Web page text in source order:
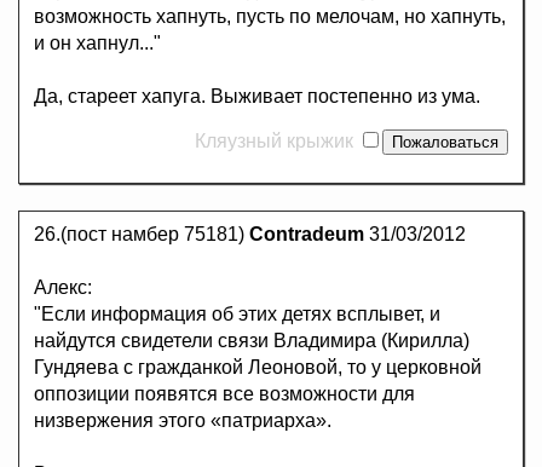
возможность хапнуть, пусть по мелочам, но хапнуть,
и он хапнул..."
Да, стареет хапуга. Выживает постепенно из ума.
Кляузный крыжик
26.(пост намбер 75181) Contradeum 31/03/2012
Алекс:
"Если информация об этих детях всплывет, и
найдутся свидетели связи Владимира (Кирилла)
Гундяева с гражданкой Леоновой, то у церковной
оппозиции появятся все возможности для
низвержения этого «патриарха».